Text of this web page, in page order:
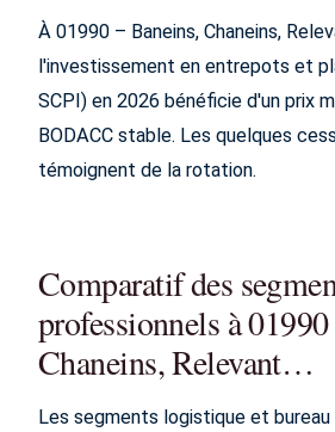
À 01990 – Baneins, Chaneins,
l'investissement en entrepots et
SCPI) en 2026 bénéficie d'un prix
BODACC stable. Les quelques
témoignent de la rotation.
Comparatif des
professionnels à
Chaneins, Relevant…
Les segments logistique et